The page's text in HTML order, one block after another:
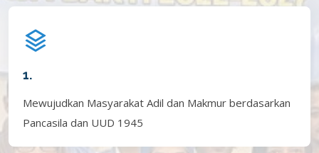
1.
Mewujudkan Masyarakat Adil dan Makmur berdasarkan
Pancasila dan UUD 1945